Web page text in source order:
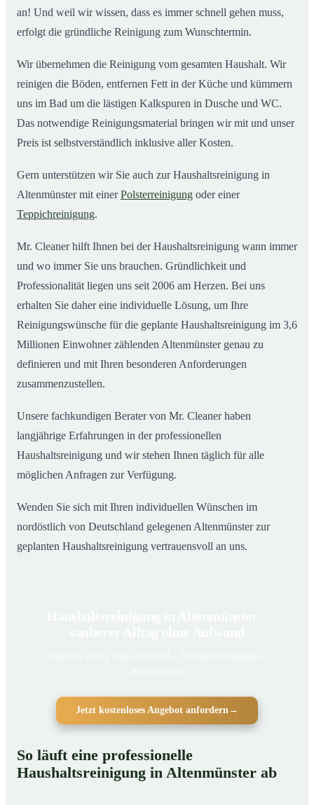
an! Und weil wir wissen, dass es immer schnell gehen muss,
erfolgt die gründliche Reinigung zum Wunschtermin.
Wir übernehmen die Reinigung vom gesamten Haushalt. Wir
reinigen die Böden, entfernen Fett in der Küche und kümmern
uns im Bad um die lästigen Kalkspuren in Dusche und WC.
Das notwendige Reinigungsmaterial bringen wir mit und unser
Preis ist selbstverständlich inklusive aller Kosten.
Gern unterstützen wir Sie auch zur Haushaltsreinigung in
Altenmünster mit einerPolsterreinigung oder einer
Teppichreinigung.
Mr. Cleaner hilft Ihnen bei der Haushaltsreinigung wann immer
und wo immer Sie uns brauchen. Gründlichkeit und
Professionalität liegen uns seit 2006 am Herzen. Bei uns
erhalten Sie daher eine individuelle Lösung, um Ihre
Reinigungswünsche für die geplante Haushaltsreinigung im 3,6
Millionen Einwohner zählenden Altenmünster genau zu
definieren und mit Ihren besonderen Anforderungen
zusammenzustellen.
Unsere fachkundigen Berater von Mr. Cleaner haben
langjährige Erfahrungen in der professionellen
Haushaltsreinigung und wir stehen Ihnen täglich für alle
möglichen Anfragen zur Verfügung.
Wenden Sie sich mit Ihren individuellen Wünschen im
nordöstlich von Deutschland gelegenen Altenmünster zur
geplanten Haushaltsreinigung vertrauensvoll an uns.
Jetzt kostenloses Angebot anfordern→
So läuft eine professionelle
Haushaltsreinigung in Altenmünster ab